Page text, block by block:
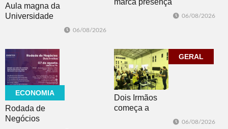
Aula magna da
Universidade
acadêmica em
debate sobre o
feminicídio
06/08/2026
marca presença
06/08/2026
ECONOMIA
Rodada de
Negócios
GERAL
Dois Irmãos
começa a
06/08/2026